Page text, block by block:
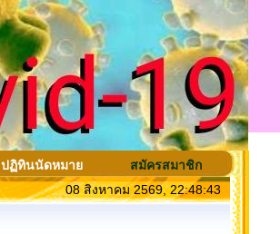
ปฏิทินนัดหมาย
สมัครสมาชิก
08 สิงหาคม 2569, 22:48:43